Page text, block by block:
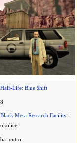
Half-Life: Blue Shift
8
Black Mesa Research Facility i
okolice
ba_outro